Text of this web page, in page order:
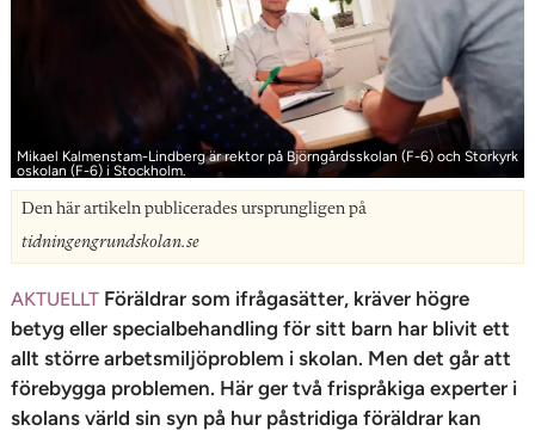
Mikael Kalmenstam-Lindberg är rektor på Björngårdsskolan (F-6) och Storkyrk
oskolan (F-6) i Stockholm.
Den här artikeln publicerades ursprungligen på
tidningengrundskolan.se
AKTUELLT Föräldrar som ifrågasätter, kräver högre
betyg eller specialbehandling för sitt barn har blivit ett
allt större arbetsmiljö­problem i skolan. Men det går att
förebygga problemen. Här ger två frispråkiga experter i
skolans värld sin syn på hur påstridiga föräldrar kan